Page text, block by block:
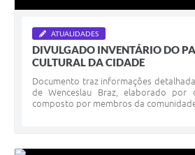
ATUALIDADES
DIVULGADO INVENTÁRIO DO
CULTURAL DA CIDADE
Documento traz informações
de Wenceslau Braz, elaborado por
composto por membros da